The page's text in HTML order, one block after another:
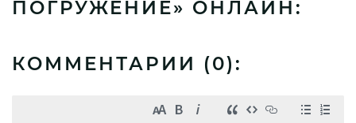
ПОГРУЖЕНИЕ» ОНЛАЙН:
КОММЕНТАРИИ (0):